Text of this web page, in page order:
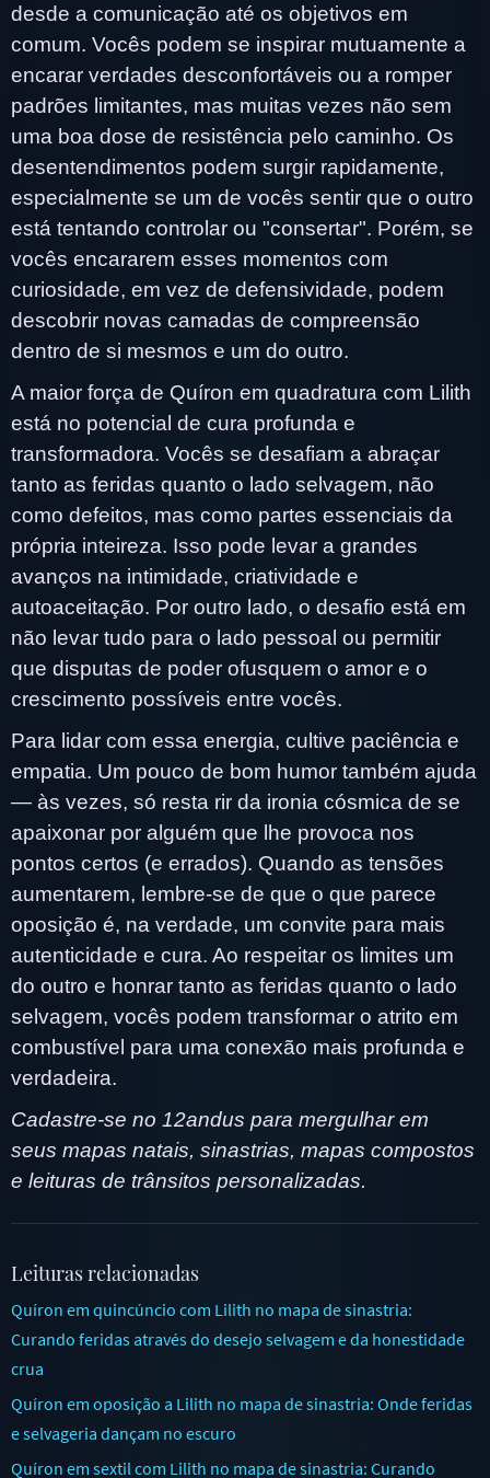
desde a comunicação até os objetivos em
comum. Vocês podem se inspirar mutuamente a
encarar verdades desconfortáveis ou a romper
padrões limitantes, mas muitas vezes não sem
uma boa dose de resistência pelo caminho. Os
desentendimentos podem surgir rapidamente,
especialmente se um de vocês sentir que o outro
está tentando controlar ou "consertar". Porém, se
vocês encararem esses momentos com
curiosidade, em vez de defensividade, podem
descobrir novas camadas de compreensão
dentro de si mesmos e um do outro.
A maior força de Quíron em quadratura com Lilith
está no potencial de cura profunda e
transformadora. Vocês se desafiam a abraçar
tanto as feridas quanto o lado selvagem, não
como defeitos, mas como partes essenciais da
própria inteireza. Isso pode levar a grandes
avanços na intimidade, criatividade e
autoaceitação. Por outro lado, o desafio está em
não levar tudo para o lado pessoal ou permitir
que disputas de poder ofusquem o amor e o
crescimento possíveis entre vocês.
Para lidar com essa energia, cultive paciência e
empatia. Um pouco de bom humor também ajuda
— às vezes, só resta rir da ironia cósmica de se
apaixonar por alguém que lhe provoca nos
pontos certos (e errados). Quando as tensões
aumentarem, lembre-se de que o que parece
oposição é, na verdade, um convite para mais
autenticidade e cura. Ao respeitar os limites um
do outro e honrar tanto as feridas quanto o lado
selvagem, vocês podem transformar o atrito em
combustível para uma conexão mais profunda e
verdadeira.
Cadastre-se no 12andus para mergulhar em
seus mapas natais, sinastrias, mapas compostos
e leituras de trânsitos personalizadas.
Leituras relacionadas
Quíron em quincúncio com Lilith no mapa de sinastria:
Curando feridas através do desejo selvagem e da honestidade
crua
Quíron em oposição a Lilith no mapa de sinastria: Onde feridas
e selvageria dançam no escuro
Quíron em sextil com Lilith no mapa de sinastria: Curando